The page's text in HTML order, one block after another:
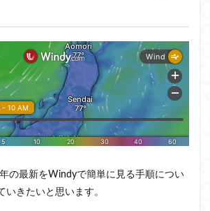
の最新をWindyで簡単に見る手順につい
いきたいと思います。